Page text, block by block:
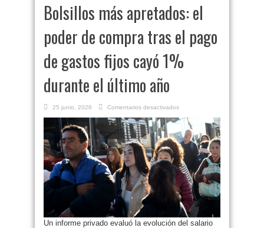
Bolsillos más apretados: el
poder de compra tras el pago
de gastos fijos cayó 1%
durante el último año
25 junio, 2026 Comentarios desactivados
más
apretados:
el
poder
de
compra
tras
el
pago
de
gastos
fijos
cayó
1%
durante
el
último
Un informe privado evaluó la evolución del salario